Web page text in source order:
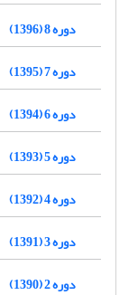
دوره 8 (1396)
دوره 7 (1395)
دوره 6 (1394)
دوره 5 (1393)
دوره 4 (1392)
دوره 3 (1391)
دوره 2 (1390)